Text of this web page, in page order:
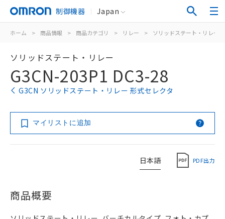
制御機器 Japan
ホーム > 商品情報 > 商品カテゴリ > リレー > ソリッドステート・リレー
ソリッドステート・リレー
G3CN-203P1 DC3-28
G3CN ソリッドステート・リレー 形式セレクタ
マイリストに追加
日本語 PDF出力
商品概要